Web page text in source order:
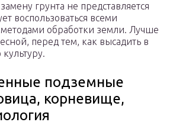
грунта не представляется
воспользоваться всеми
обработки земли. Лучше
перед тем, как высадить в
подземные
корневище,